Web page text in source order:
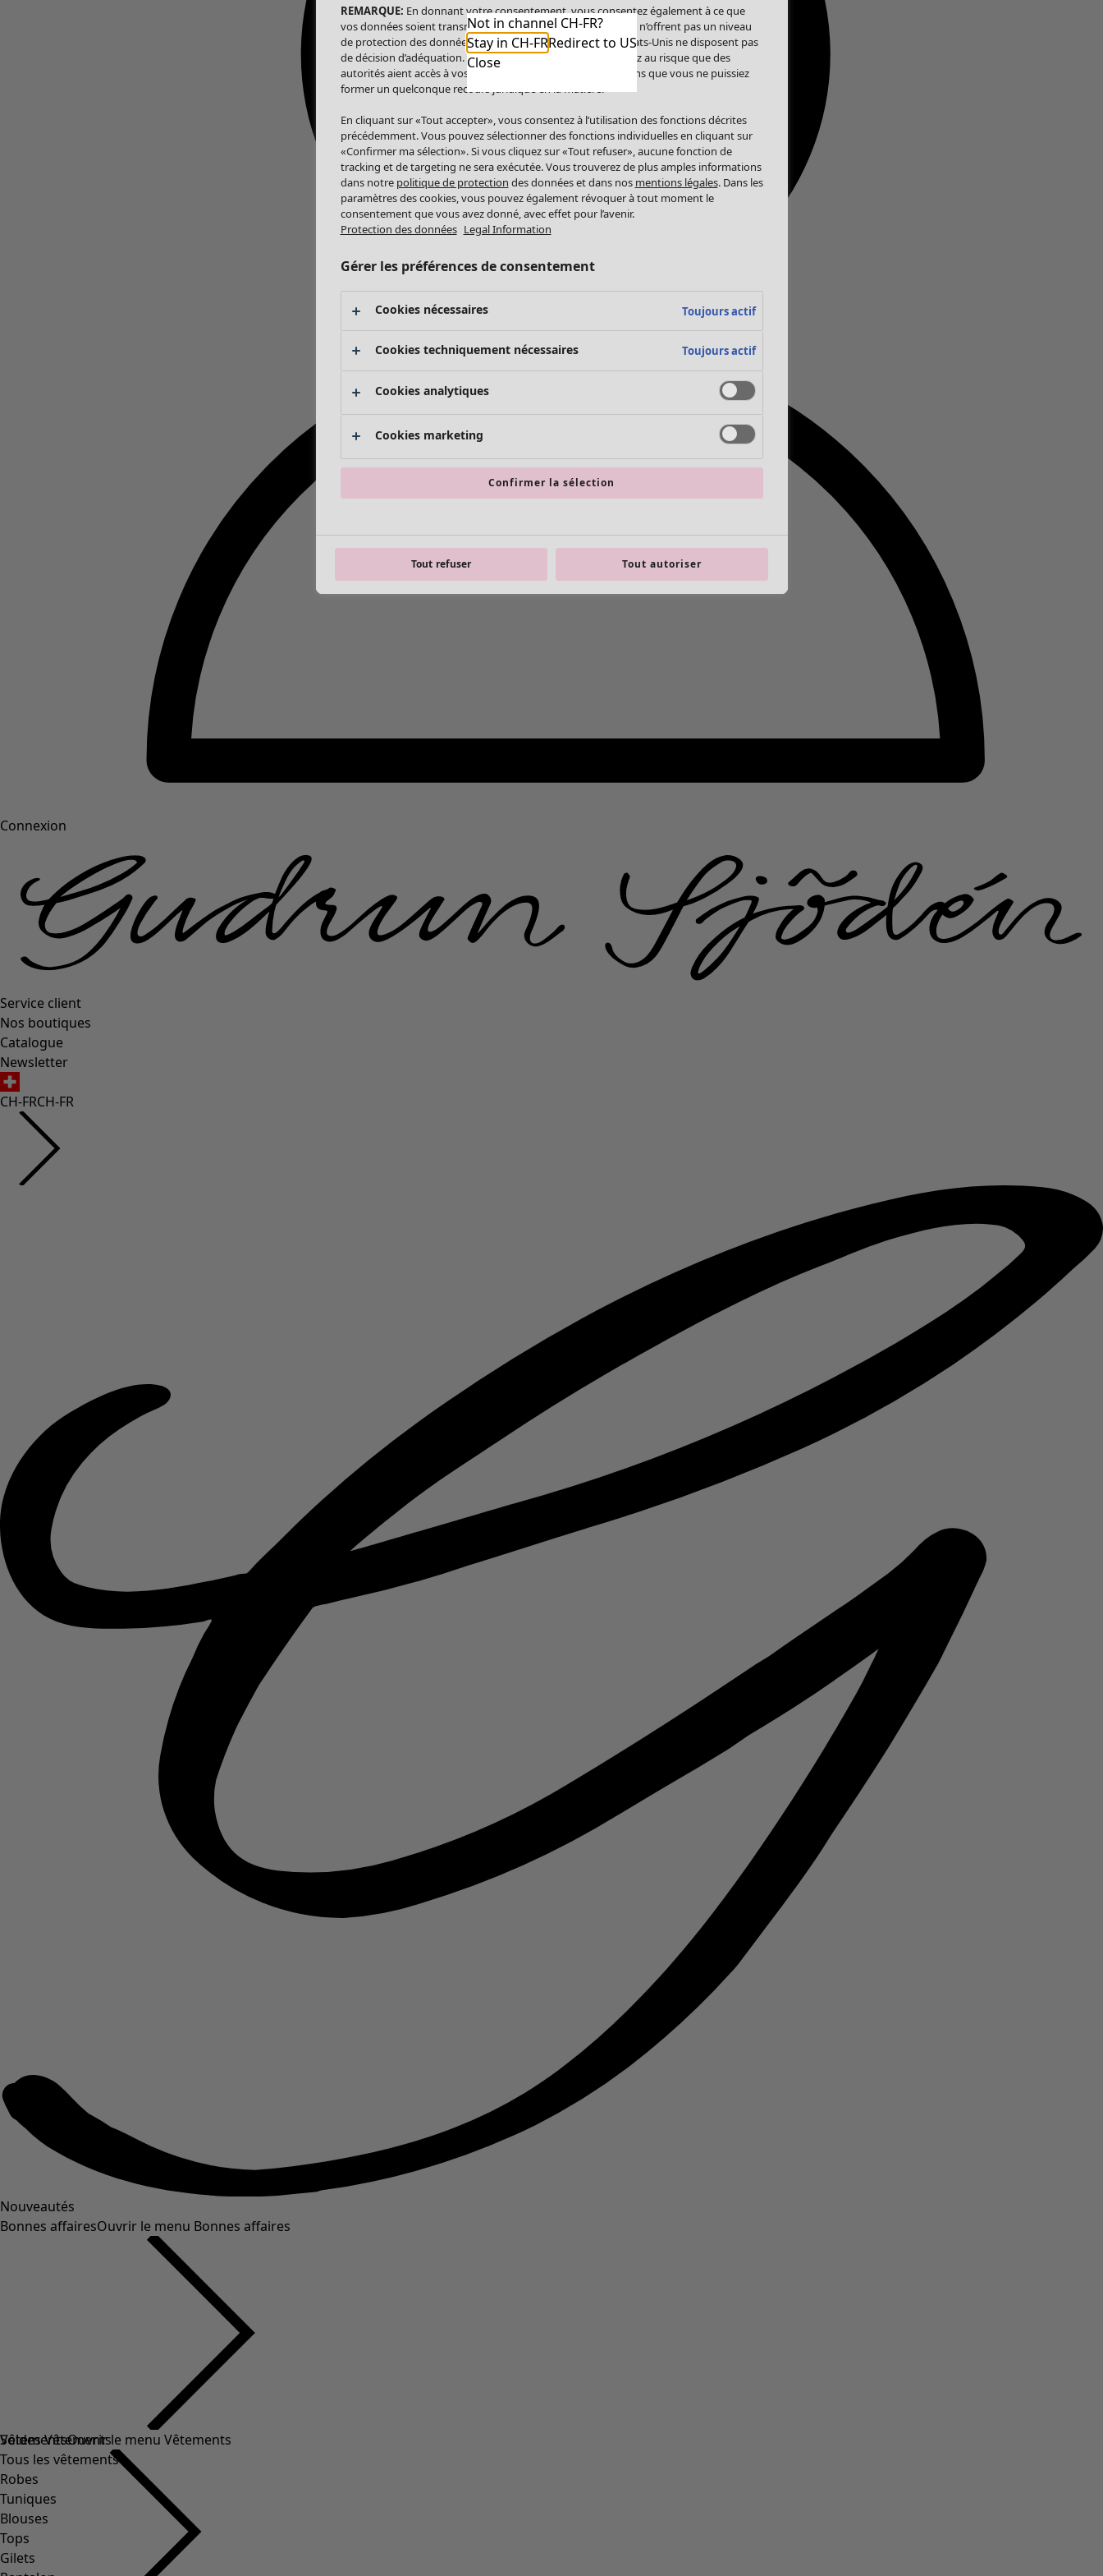
Connexion
Service client
Nos boutiques
Catalogue
Newsletter
CH-FRCH-FR
Nouveautés
Bonnes affairesOuvrir le menu Bonnes affaires
Soldes Vêtements
Tous les vêtements
Robes
Tuniques
Blouses
Tops
Gilets
VêtementsOuvrir le menu Vêtements
Not in channel CH-FR?
Stay in CH-FRRedirect to US
Close
REMARQUE: En donnant votre consentement, vous consentez également à ce que
vos données soient transmises aux États-Unis. Les États-Unis n’offrent pas un niveau
de protection des données comparable à celui de l’UE. Les États-Unis ne disposent pas
de décision d’adéquation. Par conséquent, vous vous exposez au risque que des
autorités aient accès à vos données à caractère personnel sans que vous ne puissiez
former un quelconque recours juridique en la matière.
En cliquant sur «Tout accepter», vous consentez à l’utilisation des fonctions décrites
précédemment. Vous pouvez sélectionner des fonctions individuelles en cliquant sur
«Confirmer ma sélection». Si vous cliquez sur «Tout refuser», aucune fonction de
tracking et de targeting ne sera exécutée. Vous trouverez de plus amples informations
dans notre politique de protection des données et dans nos mentions légales. Dans les
paramètres des cookies, vous pouvez également révoquer à tout moment le
consentement que vous avez donné, avec effet pour l’avenir.
Protection des données Legal Information
Gérer les préférences de consentement
Cookies nécessaires Toujours actif
Cookies techniquement nécessaires Toujours actif
Cookies analytiques
Cookies marketing
Confirmer la sélection
Tout refuser Tout autoriser